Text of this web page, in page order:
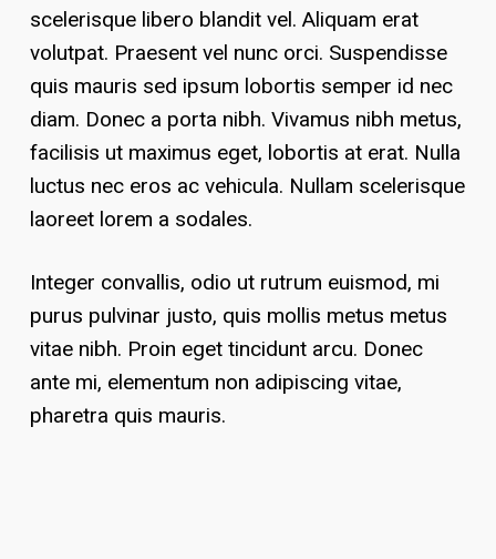
scelerisque libero blandit vel. Aliquam erat
volutpat. Praesent vel nunc orci. Suspendisse
quis mauris sed ipsum lobortis semper id nec
diam. Donec a porta nibh. Vivamus nibh metus,
facilisis ut maximus eget, lobortis at erat. Nulla
luctus nec eros ac vehicula. Nullam scelerisque
laoreet lorem a sodales.
Integer convallis, odio ut rutrum euismod, mi
purus pulvinar justo, quis mollis metus metus
vitae nibh. Proin eget tincidunt arcu. Donec
ante mi, elementum non adipiscing vitae,
pharetra quis mauris.